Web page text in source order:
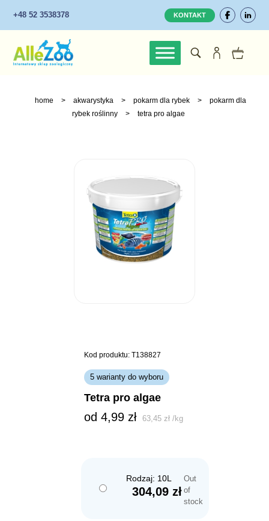
+48 52 3538378 KONTAKT
home > akwarystyka > pokarm dla rybek >
pokarm dla
rybek roślinny
> tetra pro algae
Kod produktu: T138827
5 warianty do wyboru
tetra pro algae
od 4,99 zł 63,45zł /kg
Rodzaj: 10L
304,09zł
Out
of
stock